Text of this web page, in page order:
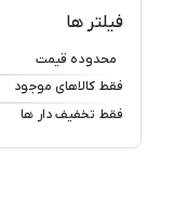
فیلتر ها
محدوده قیمت
فقط کالاهای موجود
فقط تخفیف دار ها